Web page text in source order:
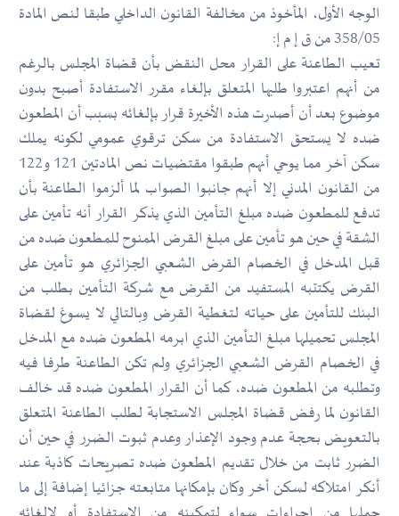
الوجه الأول، المأخوذ من مخالفة القانون الداخلي طبقا لنص المادة
358/05 من ق إ م إ:
تعيب الطاعنة على القرار محل النقض بأن قضاة المجلس بالرغم
من أنهم اعتبروا طلبها المتعلق بإلغاء مقرر الاستفادة أصبح بدون
موضوع بعد أن أصدرت هذه الأخيرة قرار بإلغائه بسبب أن المطعون
ضده لا يستحق الاستفادة من سكن ترقوي عمومي لكونه يملك
سكن آخر مما يوحي أنهم طبقوا مقتضيات نص المادتين 121 و122
من القانون المدني إلا أنهم جانبوا الصواب لما ألزموا الطاعنة بأن
تدفع للمطعون ضده مبلغ التأمين الذي يذكر القرار أنه تأمين على
الشقة في حين هو تأمين على مبلغ القرض الممنوح للمطعون ضده من
قبل المدخل في الخصام القرض الشعبي الجزائري هو تأمين على
القرض يكتتبه المستفيد من القرض مع شركة التأمين بطلب من
البنك للتأمين على حياته لتغطية القرض وبالتالي لا يسوغ لقضاة
المجلس تحميلها مبلغ التأمين الذي ابرمه المطعون ضده مع المدخل
في الخصام القرض الشعبي الجزائري ولم تكن الطاعنة طرفا فيه
وتطلبه من المطعون ضده، كما أن القرار المطعون ضده قد خالف
القانون لما رفض قضاة المجلس الاستجابة لطلب الطاعنة المتعلق
بالتعويض بحجة عدم وجود الإعذار وعدم ثبوت الضرر في حين أن
الضرر ثابت من خلال تقديم المطعون ضده تصريحات كاذبة عند
أنكر امتلاكه لسكن أخر وكان بإمكانها متابعته جزائيا إضافة إلى ما